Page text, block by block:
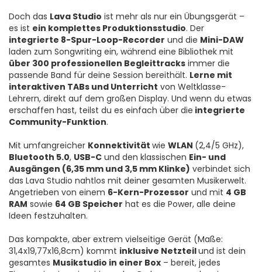
Doch das Lava Studio ist mehr als nur ein Übungsgerät –
es ist ein komplettes Produktionsstudio. Der
integrierte 8-Spur-Loop-Recorder und die Mini-DAW
laden zum Songwriting ein, während eine Bibliothek mit
über 300 professionellen Begleittracks immer die
passende Band für deine Session bereithält. Lerne mit
interaktiven TABs und Unterricht von Weltklasse-
Lehrern, direkt auf dem großen Display. Und wenn du etwas
erschaffen hast, teilst du es einfach über die integrierte
Community-Funktion.
Mit umfangreicher Konnektivität wie WLAN (2,4/5 GHz),
Bluetooth 5.0, USB-C und den klassischen Ein- und
Ausgängen (6,35 mm und 3,5 mm Klinke) verbindet sich
das Lava Studio nahtlos mit deiner gesamten Musikerwelt.
Angetrieben von einem 6-Kern-Prozessor und mit 4 GB
RAM sowie 64 GB Speicher hat es die Power, alle deine
Ideen festzuhalten.
Das kompakte, aber extrem vielseitige Gerät (Maße:
31,4x19,77x16,8cm) kommt inklusive Netzteilund ist dein
gesamtes Musikstudio in einer Box – bereit, jedes